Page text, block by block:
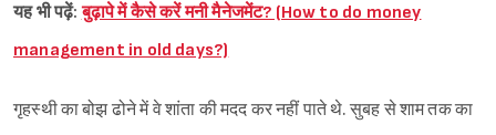
यह भी पढ़ें:बुढ़ापे में कैसे करें मनी मैनेजमेंट? (How to do money
management in old days?)
गृहस्थी का बोझ ढोने में वे शांता की मदद कर नहीं पाते थे. सुबह से शाम तक का